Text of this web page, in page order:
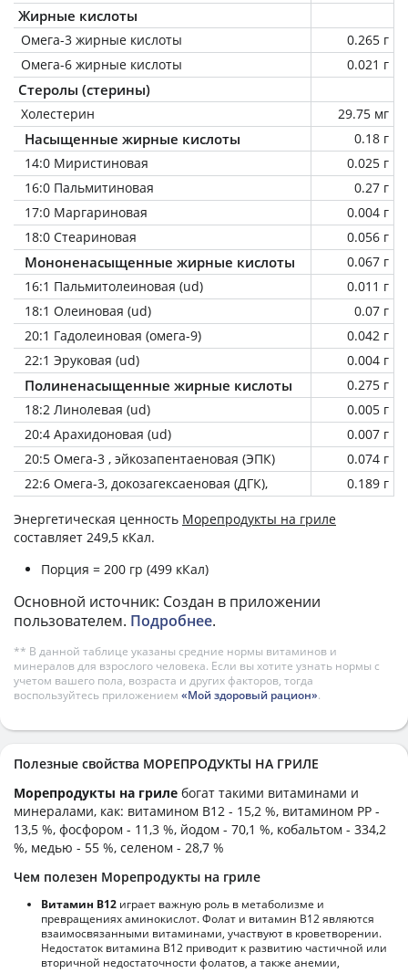
Жирные кислоты
Омега-3 жирные кислоты
0.265 г
Омега-6 жирные кислоты
0.021 г
Стеролы (стерины)
Холестерин 29.75 мг
Насыщенные жирные кислоты
0.18 г
14:0 Миристиновая
0.025 г
16:0 Пальмитиновая
0.27 г
17:0 Маргариновая
0.004 г
18:0 Стеариновая
0.056 г
Мононенасыщенные жирные кислоты
0.067 г
16:1 Пальмитолеиновая (ud)
0.011 г
18:1 Олеиновая (ud)
0.07 г
20:1 Гадолеиновая (омега-9)
0.042 г
22:1 Эруковая (ud)
0.004 г
Полиненасыщенные жирные кислоты
0.275 г
18:2 Линолевая (ud)
0.005 г
20:4 Арахидоновая (ud)
0.007 г
20:5 Омега-3 , эйкозапентаеновая (ЭПК)
0.074 г
22:6 Омега-3, докозагексаеновая (ДГК),
0.189 г
Энергетическая ценность Морепродукты на гриле
составляет 249,5 кКал.
Порция = 200 гр (499 кКал)
Основной источник: Создан в приложении
пользователем. Подробнее.
** В данной таблице указаны средние нормы витаминов и
минералов для взрослого человека. Если вы хотите узнать нормы с
учетом вашего пола, возраста и других факторов, тогда
воспользуйтесь приложением «Мой здоровый рацион».
Полезные свойства МОРЕПРОДУКТЫ НА ГРИЛЕ
Морепродукты на гриле богат такими витаминами и
минералами, как: витамином B12 - 15,2 %, витамином PP -
13,5 %, фосфором - 11,3 %, йодом - 70,1 %, кобальтом - 334,2
%, медью - 55 %, селеном - 28,7 %
Чем полезен Морепродукты на гриле
Витамин В12 играет важную роль в метаболизме и
превращениях аминокислот. Фолат и витамин В12 являются
взаимосвязанными витаминами, участвуют в кроветворении.
Недостаток витамина В12 приводит к развитию частичной или
вторичной недостаточности фолатов, а также анемии,